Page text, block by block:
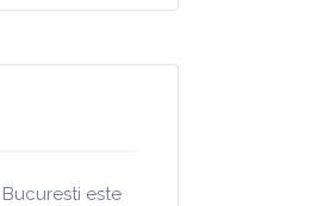
este